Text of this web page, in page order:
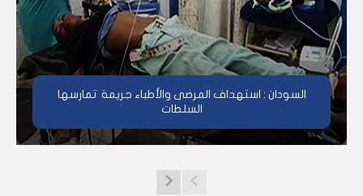
السودان : استهداف المرضى والأطباء جريمة تمارسها
السلطات